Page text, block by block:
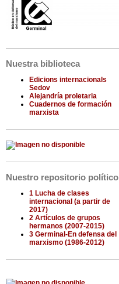
Nuestra biblioteca
Edicions internacionals
Sedov
Alejandría proletaria
Cuadernos de formación
marxista
Nuestro repositorio político
1 Lucha de clases
internacional (a partir de
2017)
2 Artículos de grupos
hermanos (2007-2015)
3 Germinal-En defensa del
marxismo (1986-2012)